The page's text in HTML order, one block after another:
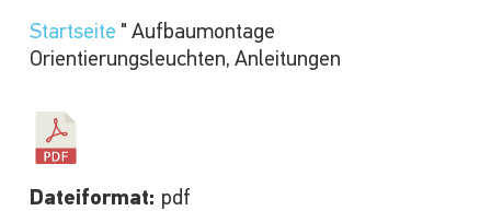
Startseite " Aufbaumontage
Orientierungsleuchten, Anleitungen
Dateiformat: pdf